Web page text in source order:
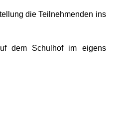
die Teilnehmenden ins
dem Schulhof im eigens